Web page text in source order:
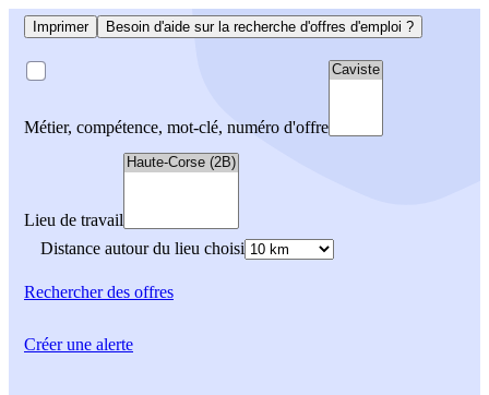
Imprimer Besoin d'aide sur la recherche d'offres d'emploi ?
Métier, compétence, mot-clé, numéro d'offre
Lieu de travail
Distance autour du lieu choisi
Rechercherdes offres
Créer une alerte